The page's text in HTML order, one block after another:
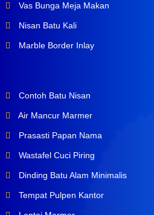
Vas Bunga Meja Makan
Nisan Batu Kali
Marble Border Inlay
Contoh Batu Nisan
Air Mancur Marmer
Prasasti Papan Nama
Wastafel Cuci Piring
Dinding Batu Alam Minimalis
Tempat Pulpen Kantor